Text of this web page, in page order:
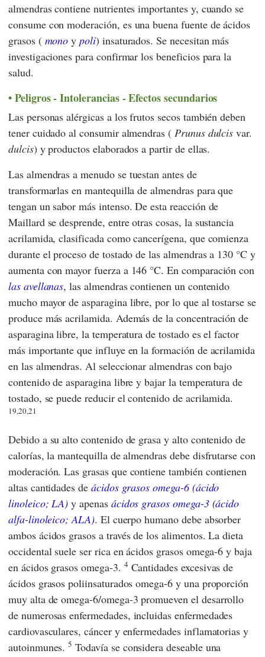
almendras contiene nutrientes importantes y, cuando se
consume con moderación, es una buena fuente de ácidos
grasos ( mono ypoli) insaturados. Se necesitan más
investigaciones para confirmar los beneficios para la
salud.
Peligros - Intolerancias - Efectos secundarios
Las personas alérgicas a los frutos secos también deben
tener cuidado al consumir almendras ( Prunus dulcis var.
dulcis) y productos elaborados a partir de ellas.
Las almendras a menudo se tuestan antes de
transformarlas en mantequilla de almendras para que
tengan un sabor más intenso. De esta reacción de
Maillard se desprende, entre otras cosas, la sustancia
acrilamida, clasificada como cancerígena, que comienza
durante el proceso de tostado de las almendras a 130 °C y
aumenta con mayor fuerza a 146 °C. En comparación con
las avellanas, las almendras contienen un contenido
mucho mayor de asparagina libre, por lo que al tostarse se
produce más acrilamida. Además de la concentración de
asparagina libre, la temperatura de tostado es el factor
más importante que influye en la formación de acrilamida
en las almendras. Al seleccionar almendras con bajo
contenido de asparagina libre y bajar la temperatura de
tostado, se puede reducir el contenido de acrilamida.
19,20,21
Debido a su alto contenido de grasa y alto contenido de
calorías, la mantequilla de almendras debe disfrutarse con
moderación. Las grasas que contiene también contienen
altas cantidades de ácidos grasos omega-6 (ácido
linoleico; LA) y apenas ácidos grasos omega-3 (ácido
alfa-linoleico; ALA). El cuerpo humano debe absorber
ambos ácidos grasos a través de los alimentos. La dieta
occidental suele ser rica en ácidos grasos omega-6 y baja
en ácidos grasos omega-3. 4 Cantidades excesivas de
ácidos grasos poliinsaturados omega-6 y una proporción
muy alta de omega-6/omega-3 promueven el desarrollo
de numerosas enfermedades, incluidas enfermedades
cardiovasculares, cáncer y enfermedades inflamatorias y
autoinmunes.5 Todavía se considera deseable una